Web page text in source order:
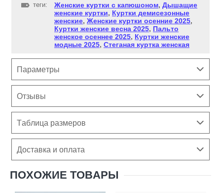
теги: Женские куртки с капюшоном, Дышащие
женские куртки, Куртки демисезонные
женские, Женские куртки осенние 2025,
Куртки женские весна 2025, Пальто
женское осеннее 2025, Куртки женские
модные 2025, Стеганая куртка женская
Параметры
Отзывы
Таблица размеров
Доставка и оплата
ПОХОЖИЕ ТОВАРЫ